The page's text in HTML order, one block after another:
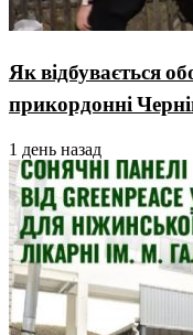
Як відбувається
прикордонні
1 день назад